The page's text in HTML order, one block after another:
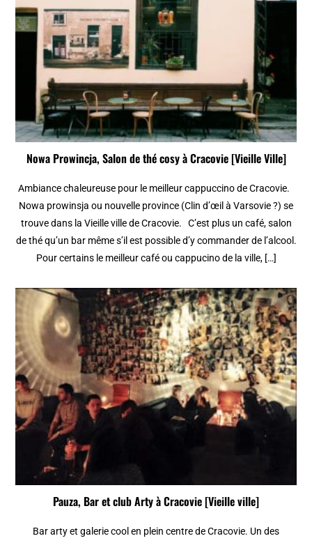
Nowa Prowincja, Salon de thé cosy à Cracovie [Vieille Ville]
Ambiance chaleureuse pour le meilleur cappuccino de Cracovie.
Nowa prowinsja ou nouvelle province (Clin d’œil à Varsovie ?) se
trouve dans la Vieille ville de Cracovie. C’est plus un café, salon
de thé qu’un bar même s’il est possible d’y commander de l’alcool.
Pour certains le meilleur café ou cappucino de la ville, […]
Pauza, Bar et club Arty à Cracovie [Vieille ville]
Bar arty et galerie cool en plein centre de Cracovie. Un des